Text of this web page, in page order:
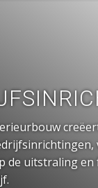
de uitstraling